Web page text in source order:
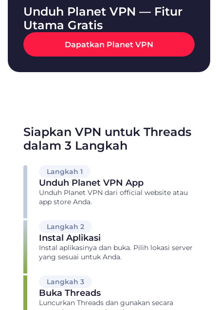
Unduh Planet VPN — Fitur
Utama Gratis
Dapatkan Planet VPN
Siapkan VPN untuk Threads
dalam 3 Langkah
Langkah 1
Unduh Planet VPN App
Unduh Planet VPN dari official website atau
app store Anda.
Langkah 2
Instal Aplikasi
Instal aplikasinya dan buka. Pilih lokasi server
yang sesuai untuk Anda.
Langkah 3
Buka Threads
Luncurkan Threads dan gunakan secara